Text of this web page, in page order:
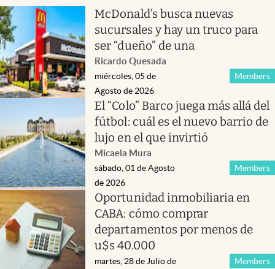
McDonald’s busca nuevas
sucursales y hay un truco para
ser “dueño” de una
Ricardo Quesada
Members
miércoles, 05 de
Agosto de 2026
El “Colo” Barco juega más allá del
fútbol: cuál es el nuevo barrio de
lujo en el que invirtió
Micaela Mura
Members
sábado, 01 de Agosto
de 2026
Oportunidad inmobiliaria en
CABA: cómo comprar
departamentos por menos de
u$s 40.000
Members
martes, 28 de Julio de